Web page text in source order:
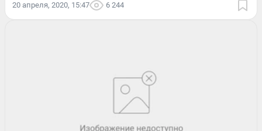
20 апреля, 2020, 15:47 6 244